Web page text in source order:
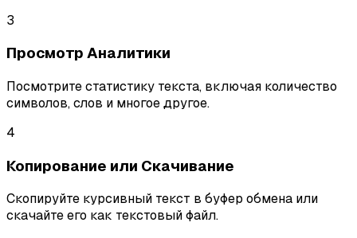
3
Просмотр Аналитики
Посмотрите статистику текста, включая количество
символов, слов и многое другое.
4
Копирование или Скачивание
Скопируйте курсивный текст в буфер обмена или
скачайте его как текстовый файл.